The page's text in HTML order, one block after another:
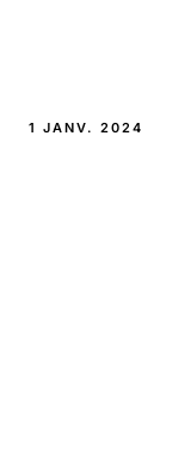
1 JANV. 2024